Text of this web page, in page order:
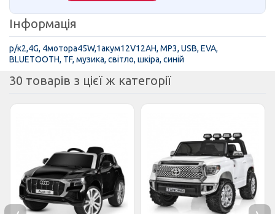
Інформація
р/к2,4G, 4мотора45W,1акум12V12AH, MP3, USB, EVA,
BLUETOOTH, TF, музика, світло, шкіра, синій
30 товарів з цієї ж категорії